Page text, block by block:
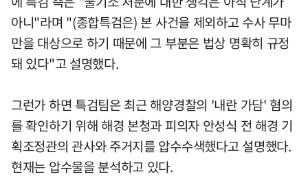
아니"라며 "(종합특검은) 본 사건을 제외하고 수사 무마
만을 대상으로 하기 때문에 그 부분은 법상 명확히 규정
돼 있다"고 설명했다.
그런가 하면 특검팀은 최근 해양경찰의 '내란 가담' 혐의
를 확인하기 위해 해경 본청과 피의자 안성식 전 해경 기
획조정관의 관사와 주거지를 압수수색했다고 설명했다.
현재는 압수물을 분석하고 있다.